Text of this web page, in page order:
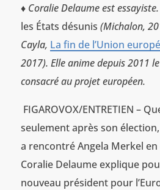
♦ Coralie Delaume est
les États désunis (Michalon,
Cayla, La fin de l’Union
2017). Elle anime depuis 2011
consacré au projet européen.
FIGAROVOX/ENTRETIEN –
seulement après son
a rencontré Angela Merkel
Coralie Delaume explique
nouveau président pour